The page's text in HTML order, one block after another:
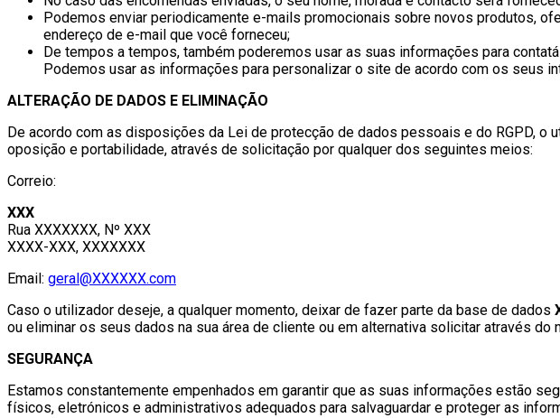
Podemos enviar periodicamente e-mails promocionais sobre novos produtos,
endereço de e-mail que você forneceu;
De tempos a tempos, também poderemos usar as suas informações para
Podemos usar as informações para personalizar o site de acordo com os seus
ALTERAÇÃO DE DADOS E ELIMINAÇÃO
De acordo com as disposições da Lei de protecção de dados pessoais e do RGPD,
oposição e portabilidade, através de solicitação por qualquer dos seguintes meios:
Correio:
XXX
Rua XXXXXXX, Nº XXX
XXXX-XXX, XXXXXXX
Email: geral@XXXXXX.com
Caso o utilizador deseje, a qualquer momento, deixar de fazer parte da base de dados
ou eliminar os seus dados na sua área de cliente ou em alternativa solicitar através do
SEGURANÇA
Estamos constantemente empenhados em garantir que as suas informações estão
físicos, eletrónicos e administrativos adequados para salvaguardar e proteger as